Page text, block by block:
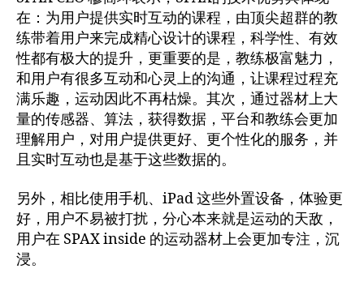
在：为用户提供实时互动的课程，由顶尖超群的教
练带着用户来完成精心设计的课程，科学性、有效
性都有极大的提升，更重要的是，教练极富魅力，
和用户有很多互动和心灵上的沟通，让课程过程充
满乐趣，运动因此不再枯燥。其次，通过器材上大
量的传感器、算法，获得数据，平台和教练会更加
理解用户，对用户提供更好、更个性化的服务，并
且实时互动也是基于这些数据的。
另外，相比使用手机、iPad 这些外置设备，体验更
好，用户不易被打扰，分心本来就是运动的天敌，
用户在 SPAX inside 的运动器材上会更加专注，沉
浸。